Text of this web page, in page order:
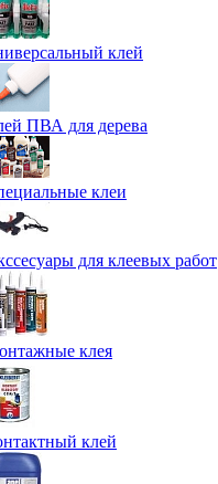
клей
ПВА для дерева
клеи
для клеевых работ
клея
клей